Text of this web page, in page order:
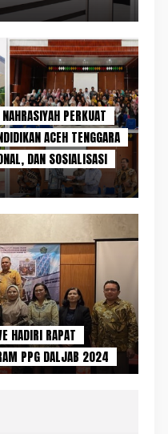
PERKUAT
ACEH TENGGARA
DAN SOSIALISASI
HADIRI RAPAT
PPG DALJAB 2024